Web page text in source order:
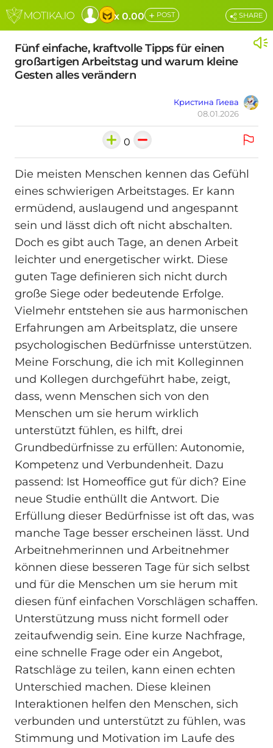
x 0.00 + POST
Fünf einfache, kraftvolle Tipps für einen
großartigen Arbeitstag und warum kleine
Gesten alles verändern
Кристина Гиева
08.01.2026
SHARE
0
Die meisten Menschen kennen das Gefühl
eines schwierigen Arbeitstages. Er kann
ermüdend, auslaugend und angespannt
sein und lässt dich oft nicht abschalten.
Doch es gibt auch Tage, an denen Arbeit
leichter und energetischer wirkt. Diese
guten Tage definieren sich nicht durch
große Siege oder bedeutende Erfolge.
Vielmehr entstehen sie aus harmonischen
Erfahrungen am Arbeitsplatz, die unsere
psychologischen Bedürfnisse unterstützen.
Meine Forschung, die ich mit Kolleginnen
und Kollegen durchgeführt habe, zeigt,
dass, wenn Menschen sich von den
Menschen um sie herum wirklich
unterstützt fühlen, es hilft, drei
Grundbedürfnisse zu erfüllen: Autonomie,
Kompetenz und Verbundenheit. Dazu
passend: Ist Homeoffice gut für dich? Eine
neue Studie enthüllt die Antwort. Die
Erfüllung dieser Bedürfnisse ist oft das, was
manche Tage besser erscheinen lässt. Und
Arbeitnehmerinnen und Arbeitnehmer
können diese besseren Tage für sich selbst
und für die Menschen um sie herum mit
diesen fünf einfachen Vorschlägen schaffen.
Unterstützung muss nicht formell oder
zeitaufwendig sein. Eine kurze Nachfrage,
eine schnelle Frage oder ein Angebot,
Ratschläge zu teilen, kann einen echten
Unterschied machen. Diese kleinen
Interaktionen helfen den Menschen, sich
verbunden und unterstützt zu fühlen, was
Stimmung und Motivation im Laufe des